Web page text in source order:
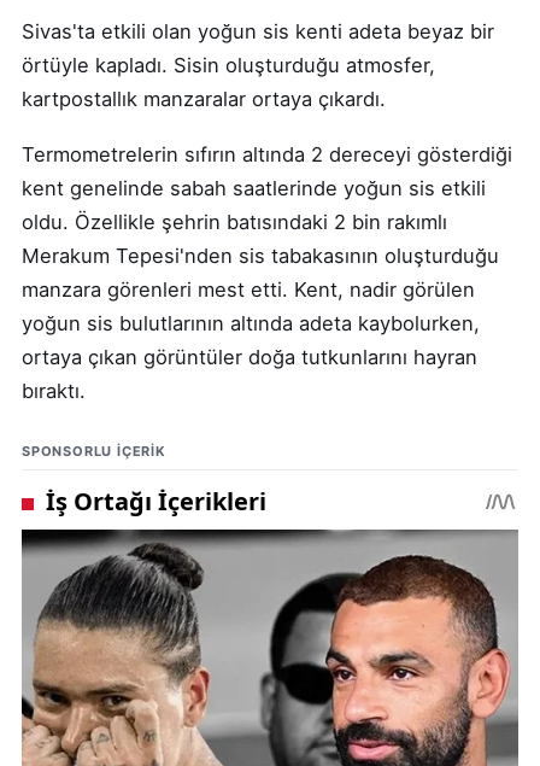
Sivas'ta etkili olan yoğun sis kenti adeta beyaz bir
örtüyle kapladı. Sisin oluşturduğu atmosfer,
kartpostallık manzaralar ortaya çıkardı.
Termometrelerin sıfırın altında 2 dereceyi gösterdiği
kent genelinde sabah saatlerinde yoğun sis etkili
oldu. Özellikle şehrin batısındaki 2 bin rakımlı
Merakum Tepesi'nden sis tabakasının oluşturduğu
manzara görenleri mest etti. Kent, nadir görülen
yoğun sis bulutlarının altında adeta kaybolurken,
ortaya çıkan görüntüler doğa tutkunlarını hayran
bıraktı.
SPONSORLU IÇERIK